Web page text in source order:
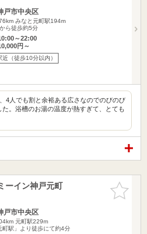
戸市中央区
みなと元町駅194m
ら徒歩約5分
～22:00
円～
近（徒歩10分以内）
4人でも割と余裕ある広さなのでのびのび
た。浴槽のお湯の温度が熱すぎて、とても
お気に入
りに追加
イン神戸元町
戸市中央区
元町駅229m
町駅」より徒歩にて約4分